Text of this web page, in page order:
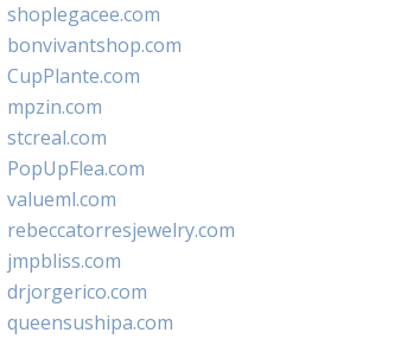
shoplegacee.com
bonvivantshop.com
CupPlante.com
mpzin.com
stcreal.com
PopUpFlea.com
valueml.com
rebeccatorresjewelry.com
jmpbliss.com
drjorgerico.com
queensushipa.com